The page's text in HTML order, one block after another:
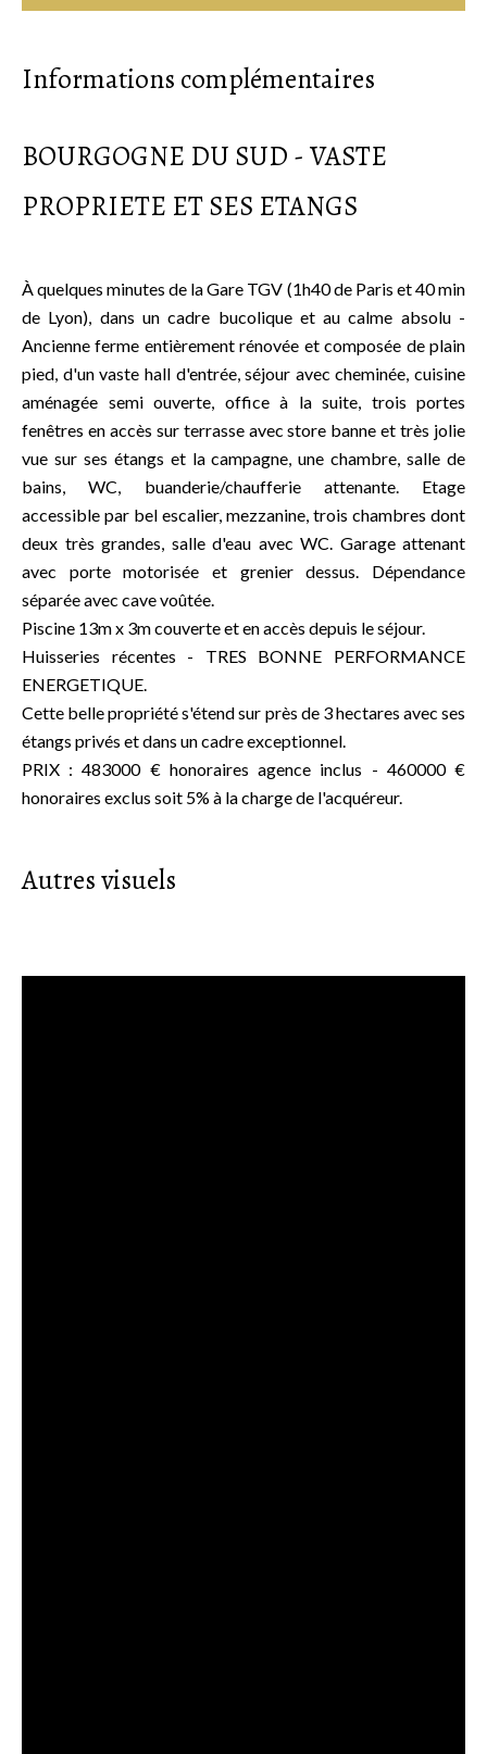
Informations complémentaires
BOURGOGNE DU SUD - VASTE
PROPRIETE ET SES ETANGS
À quelques minutes de la Gare TGV (1h40 de Paris et 40 min
de Lyon), dans un cadre bucolique et au calme absolu -
Ancienne ferme entièrement rénovée et composée de plain
pied, d'un vaste hall d'entrée, séjour avec cheminée, cuisine
aménagée semi ouverte, office à la suite, trois portes
fenêtres en accès sur terrasse avec store banne et très jolie
vue sur ses étangs et la campagne, une chambre, salle de
bains, WC, buanderie/chaufferie attenante. Etage
accessible par bel escalier, mezzanine, trois chambres dont
deux très grandes, salle d'eau avec WC. Garage attenant
avec porte motorisée et grenier dessus. Dépendance
séparée avec cave voûtée.
Piscine 13m x 3m couverte et en accès depuis le séjour.
Huisseries récentes - TRES BONNE PERFORMANCE
ENERGETIQUE.
Cette belle propriété s'étend sur près de 3 hectares avec ses
étangs privés et dans un cadre exceptionnel.
PRIX : 483000 € honoraires agence inclus - 460000 €
honoraires exclus soit 5% à la charge de l'acquéreur.
Autres visuels